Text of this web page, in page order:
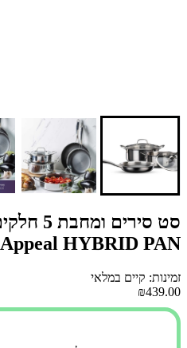
Appeal HYBRID PAN - יבואן רשמי
זמינות: קיים במלאי
₪439.00